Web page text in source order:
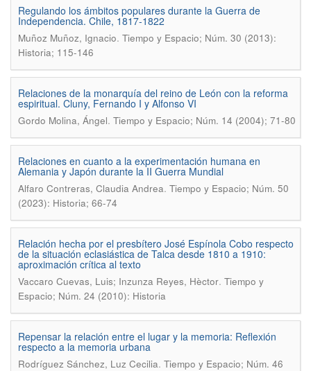
Regulando los ámbitos populares durante la Guerra de
Independencia. Chile, 1817-1822
Muñoz Muñoz, Ignacio. Tiempo y Espacio; Núm. 30 (2013):
Historia; 115-146
Relaciones de la monarquía del reino de León con la reforma
espiritual. Cluny, Fernando I y Alfonso VI
Gordo Molina, Ángel. Tiempo y Espacio; Núm. 14 (2004); 71-80
Relaciones en cuanto a la experimentación humana en
Alemania y Japón durante la II Guerra Mundial
Alfaro Contreras, Claudia Andrea. Tiempo y Espacio; Núm. 50
(2023): Historia; 66-74
Relación hecha por el presbítero José Espínola Cobo respecto
de la situación eclasiástica de Talca desde 1810 a 1910:
aproximación crítica al texto
Vaccaro Cuevas, Luis; Inzunza Reyes, Hèctor. Tiempo y
Espacio; Núm. 24 (2010): Historia
Repensar la relación entre el lugar y la memoria: Reflexión
respecto a la memoria urbana
Rodríguez Sánchez, Luz Cecilia. Tiempo y Espacio; Núm. 46